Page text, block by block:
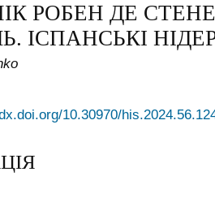
РОБЕН ДЕ
ІСПАНСЬКІ
10.30970/